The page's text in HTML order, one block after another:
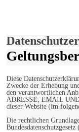
Diese
Zwecke der Erhebung
den verantwortlichen
ADRESSE, EMAIL
dieser Website (im
Die rechtlichen